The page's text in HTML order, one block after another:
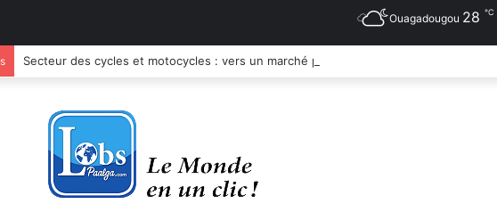
Ouagadougou 28 ℃
Secteur des cycles et motocycles : vers un marché plus sain, transparent et équitable